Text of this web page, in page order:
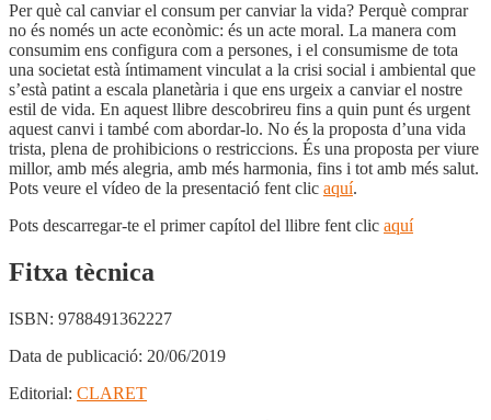
Per què cal canviar el consum per canviar la vida? Perquè comprar
no és només un acte econòmic: és un acte moral. La manera com
consumim ens configura com a persones, i el consumisme de tota
una societat està íntimament vinculat a la crisi social i ambiental que
s’està patint a escala planetària i que ens urgeix a canviar el nostre
estil de vida. En aquest llibre descobrireu fins a quin punt és urgent
aquest canvi i també com abordar-lo. No és la proposta d’una vida
trista, plena de prohibicions o restriccions. És una proposta per viure
millor, amb més alegria, amb més harmonia, fins i tot amb més salut.
Pots veure el vídeo de la presentació fent clic aquí.
Pots descarregar-te el primer capítol del llibre fent clic aquí
Fitxa tècnica
ISBN: 9788491362227
Data de publicació: 20/06/2019
Editorial: CLARET